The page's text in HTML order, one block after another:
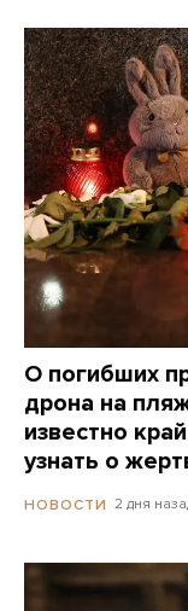
О погибших
дрона на
известно
узнать о
НОВОСТИ 2 дня